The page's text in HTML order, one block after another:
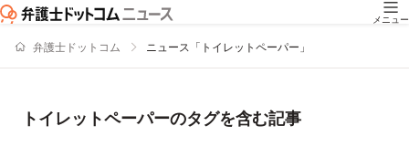
メニュー
弁護士ドットコム ニュース「トイレットペーパー」
トイレットペーパーのタグを含む記事